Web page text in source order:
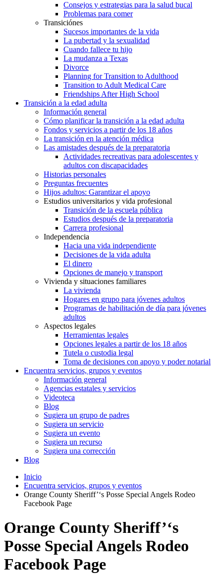
Consejos y estrategias para la salud bucal
Problemas para comer
Transiciónes
Sucesos importantes de la vida
La pubertad y la sexualidad
Cuando fallece tu hijo
La mudanza a Texas
Divorce
Planning for Transition to Adulthood
Transition to Adult Medical Care
Friendships After High School
Transición a la edad adulta
Información general
Cómo planificar la transición a la edad adulta
Fondos y servicios a partir de los 18 años
La transición en la atención médica
Las amistades después de la preparatoria
Actividades recreativas para adolescentes y
adultos con discapacidades
Historias personales
Preguntas frecuentes
Hijos adultos: Garantizar el apoyo
Estudios universitarios y vida profesional
Transición de la escuela pública
Estudios después de la preparatoria
Carrera profesional
Independencia
Hacia una vida independiente
Decisiones de la vida adulta
El dinero
Opciones de manejo y transport
Vivienda y situaciones familiares
La vivienda
Hogares en grupo para jóvenes adultos
Programas de habilitación de día para jóvenes
adultos
Aspectos legales
Herramientas legales
Opciones legales a partir de los 18 años
Tutela o custodia legal
Toma de decisiones con apoyo y poder notarial
Encuentra servicios, grupos y eventos
Información general
Agencias estatales y servicios
Videoteca
Blog
Sugiera un grupo de padres
Sugiera un servicio
Sugiera un evento
Sugiera un recurso
Sugiera una corrección
Blog
Inicio
Encuentra servicios, grupos y eventos
Orange County Sheriff’‘s Posse Special Angels Rodeo
Facebook Page
Orange County Sheriff’‘s
Posse Special Angels Rodeo
Facebook Page